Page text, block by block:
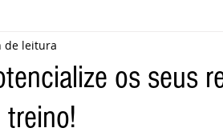
os seus
de leitura